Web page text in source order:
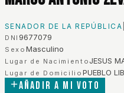
SENADOR DE LA REPÚBLICA
DNI 9677079
Sexo Masculino
Lugar de NacimientoJESUS
Lugar de Domicilio PUEBLO
Añadir a mi voto